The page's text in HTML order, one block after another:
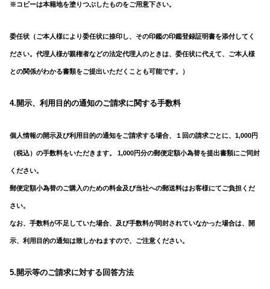
※コピーは本籍地を塗りつぶしたものをご用意下さい。
委任状（ご本人様により委任状に捺印し、その印鑑の印鑑登録証明書を添付してく
ださい。代理人様が親権者などの法定代理人のときは、委任状に代えて、ご本人様
との関係がわかる書類をご提出いただくことも可能です。）
4.開示、利用目的の通知のご請求に関する手数料
個人情報の開示及び利用目的の通知をご請求する場合、１回の請求ごとに、1,000円
（税込）の手数料をいただきます。 1,000円分の郵便定額小為替を提出書類にご同封
ください。
郵便定額小為替のご購入のための料金及び当社への郵送料はお客様にてご負担くだ
さい。
なお、手数料が不足していた場合、及び手数料が同封されていなかった場合は、開
示、利用目的の通知は致しかねますので、ご注意ください。
5.開示等のご請求に対する回答方法